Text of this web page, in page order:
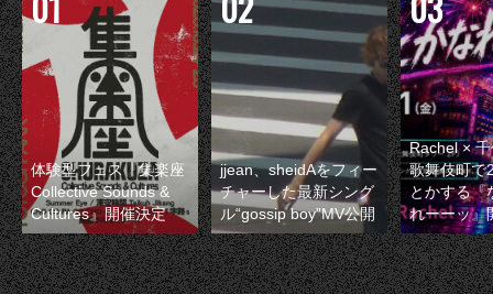
体験型フェス『集楽座
Collective Sounds &
Cultures』開催決定
jjean、sheidAをフィー
チャーした最新シング
ル“gossip boy”MV公開
Rachel ×
歌舞伎町で
とかする『
れーーッ』